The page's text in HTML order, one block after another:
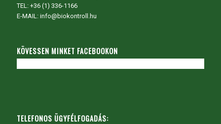
TEL: +36 (1) 336-1166
E-MAIL: info@biokontroll.hu
KÖVESSEN MINKET FACEBOOKON
TELEFONOS ÜGYFÉLFOGADÁS: